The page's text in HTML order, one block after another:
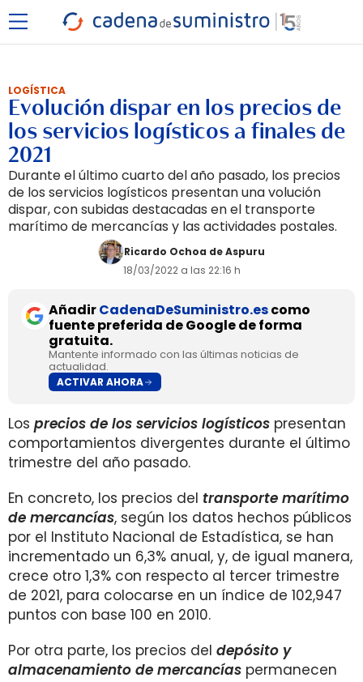
LOGÍSTICA
Evolución dispar en los precios de
los servicios logísticos a finales de
2021
Durante el último cuarto del año pasado, los precios
de los servicios logísticos presentan una volución
dispar, con subidas destacadas en el transporte
marítimo de mercancías y las actividades postales.
Ricardo Ochoa de Aspuru
18/03/2022 a las 22:16 h
AñadirCadenaDeSuministro.escomo
fuente preferida de Google de forma
gratuita.
Mantente informado con las últimas noticias de
actualidad.
ACTIVAR AHORA
Los precios de los servicios logísticos presentan
comportamientos divergentes durante el último
trimestre del año pasado.
En concreto, los precios del transporte marítimo
de mercancías, según los datos hechos públicos
por el Instituto Nacional de Estadística, se han
incrementado un 6,3% anual, y, de igual manera,
crece otro 1,3% con respecto al tercer trimestre
de 2021, para colocarse en un índice de 102,947
puntos con base 100 en 2010.
Por otra parte, los precios del depósito y
almacenamiento de mercancías permanecen